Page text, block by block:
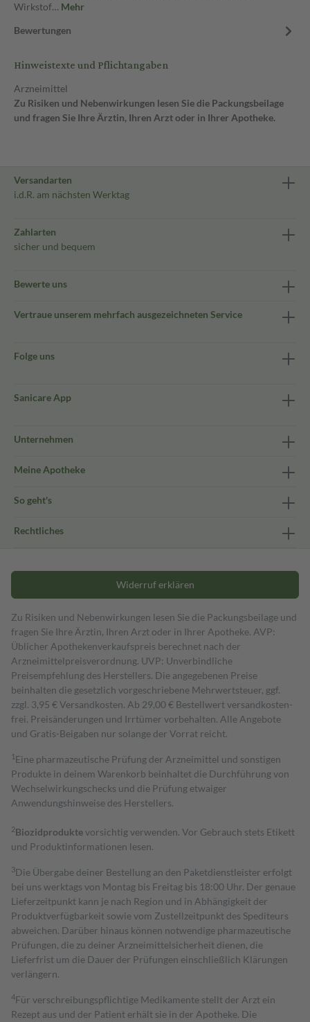
Wirkstof… Mehr
Bewertungen
Hinweistexte und Pflichtangaben
Arzneimittel
Zu Risiken und Nebenwirkungen lesen Sie die Packungsbeilage
und fragen Sie Ihre Ärztin, Ihren Arzt oder in Ihrer Apotheke.
Versandarten
i.d.R. am nächsten Werktag
Zahlarten
sicher und bequem
Bewerte uns
Vertraue unserem mehrfach ausgezeichneten Service
Folge uns
Sanicare App
Unternehmen
Meine Apotheke
So geht's
Rechtliches
Widerruf erklären
Zu Risiken und Nebenwirkungen lesen Sie die Packungsbeilage und
fragen Sie Ihre Ärztin, Ihren Arzt oder in Ihrer Apotheke. AVP:
Üblicher Apothekenverkaufspreis berechnet nach der
Arzneimittelpreisverordnung. UVP: Unverbindliche
Preisempfehlung des Herstellers. Die angegebenen Preise
beinhalten die gesetzlich vorgeschriebene Mehrwertsteuer, ggf.
zzgl. 3,95 € Versandkosten. Ab 29,00 € Bestell­wert versand­kosten­
frei. Preisänderungen und Irrtümer vorbehalten. Alle Angebote
und Gratis-Beigaben nur solange der Vorrat reicht.
1 Eine pharmazeutische Prüfung der Arzneimittel und sonstigen
Produkte in deinem Warenkorb beinhaltet die Durchführung von
Wechselwirkungschecks und die Prüfung etwaiger
Anwendungshinweise des Herstellers.
2Biozidproduktevorsichtig verwenden. Vor Gebrauch stets Etikett
und Produktinformationen lesen.
3Die Übergabe deiner Bestellung an den Paketdienstleister erfolgt
bei uns werktags von Montag bis Freitag bis 18:00 Uhr. Der genaue
Lieferzeitpunkt kann je nach Region und in Abhängigkeit der
Produktverfügbarkeit sowie vom Zustellzeitpunkt des Spediteurs
abweichen. Darüber hinaus können notwendige pharmazeutische
Prüfungen, die zu deiner Arzneimittelsicherheit dienen, die
Lieferfrist um die Dauer der Prüfungen einschließlich Klärungen
verlängern.
4Für verschreibungspflichtige Medikamente stellt der Arzt ein
Rezept aus und der Patient erhält sie in der Apotheke. Die